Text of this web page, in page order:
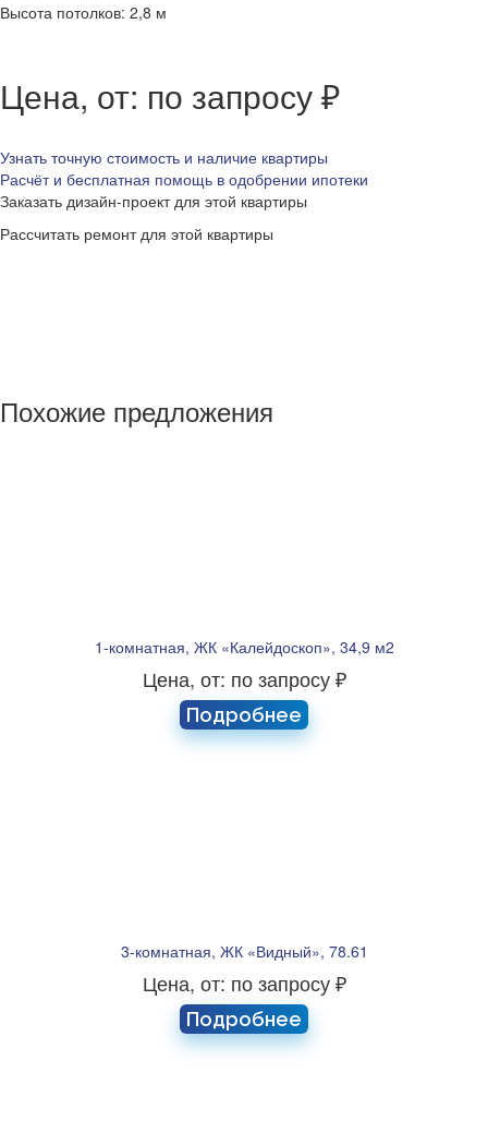
Высота потолков: 2,8 м
Цена, от: по запросу ₽
Узнать точную стоимость и наличие квартиры
Расчёт и бесплатная помощь в одобрении ипотеки
Заказать дизайн-проект для этой квартиры
Рассчитать ремонт для этой квартиры
Похожие предложения
1-комнатная, ЖК «Калейдоскоп», 34,9 м2
Цена, от: по запросу ₽
Подробнее
3-комнатная, ЖК «Видный», 78.61
Цена, от: по запросу ₽
Подробнее